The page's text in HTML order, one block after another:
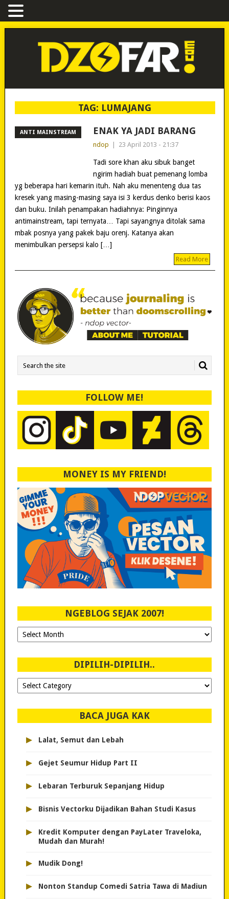
TAG: LUMAJANG
ANTI MAINSTREAM ENAK YA JADI BARANG
ndop 23 April 2013 - 21:37
Tadi sore khan aku sibuk banget
ngirim hadiah buat pemenang lomba
yg beberapa hari kemarin ituh. Nah aku menenteng dua tas
kresek yang masing-masing saya isi 3 kerdus denko berisi kaos
dan buku. Inilah penampakan hadiahnya: Pinginnya
antimainstream, tapi ternyata… Tapi sayangnya ditolak sama
mbak posnya yang pakek baju orenj. Katanya akan
menimbulkan persepsi kalo […]
Read More
FOLLOW ME!
MONEY IS MY FRIEND!
NGEBLOG SEJAK 2007!
Ngeblog
Sejak
DIPILIH-DIPILIH..
Dipilih-
dipilih..
BACA JUGA KAK
▸ Lalat, Semut dan Lebah
▸ Gejet Seumur Hidup Part II
▸ Lebaran Terburuk Sepanjang Hidup
▸ Bisnis Vectorku Dijadikan Bahan Studi Kasus
▸
Kredit Komputer dengan PayLater Traveloka,
Mudah dan Murah!
▸ Mudik Dong!
▸ Nonton Standup Comedi Satria Tawa di Madiun